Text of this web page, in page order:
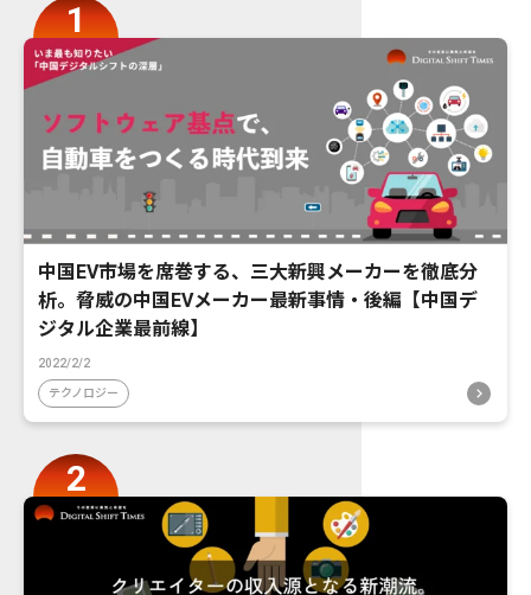
中国EV市場を席巻する、三大新興メーカーを徹底分
析。脅威の中国EVメーカー最新事情・後編【中国デ
ジタル企業最前線】
2022/2/2
テクノロジー